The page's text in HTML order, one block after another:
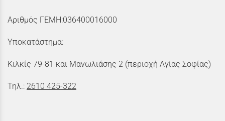
Αριθμός ΓΕΜΗ:036400016000
Υποκατάστημα:
Κιλκίς 79-81 και Μανωλιάσης 2 (περιοχή Αγίας Σοφίας)
Τηλ.: 2610 425-322